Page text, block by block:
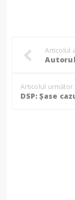
Articolul
Articolul următor